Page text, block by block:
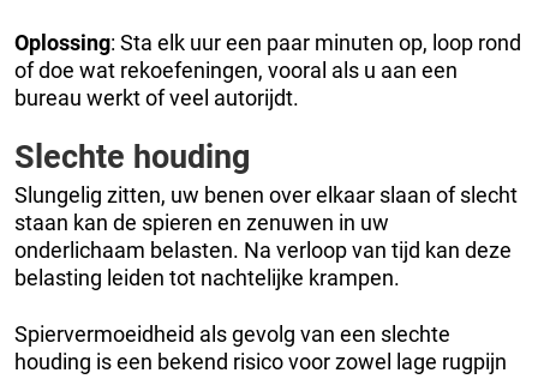
Oplossing: Sta elk uur een paar minuten op, loop rond
of doe wat rekoefeningen, vooral als u aan een
bureau werkt of veel autorijdt.
Slechte houding
Slungelig zitten, uw benen over elkaar slaan of slecht
staan kan de spieren en zenuwen in uw
onderlichaam belasten. Na verloop van tijd kan deze
belasting leiden tot nachtelijke krampen.
Spiervermoeidheid als gevolg van een slechte
houding is een bekend risico voor zowel lage rugpijn